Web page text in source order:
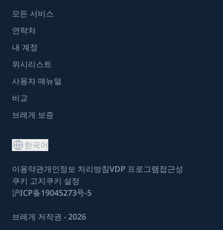
모든 서비스
연락처
내 계정
위시리스트
사용자 매뉴얼
비교
브레게 보증
한국어
이용약관개인정보 처리방침VDP 프로그램접근성
쿠키 고지쿠키 설정
沪ICP备19045273号-5
브레게 저작권 - 2026